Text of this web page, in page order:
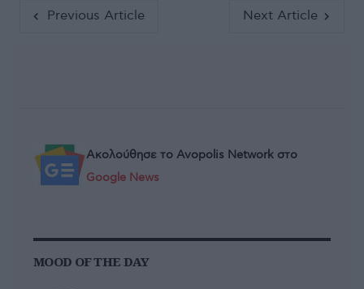
Previous Article Next Article
Ακολούθησε το Avopolis Network στο
Google News
MOOD OF THE DAY